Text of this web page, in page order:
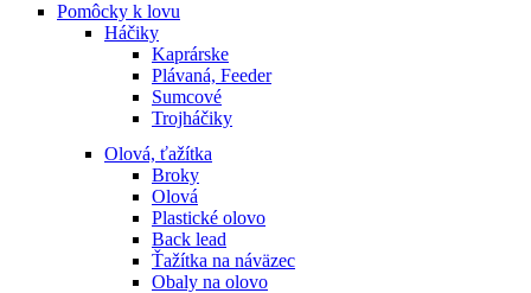
Pomôcky k lovu
Háčiky
Kaprárske
Plávaná, Feeder
Sumcové
Trojháčiky
Olová, ťažítka
Broky
Olová
Plastické olovo
Back lead
Ťažítka na náväzec
Obaly na olovo